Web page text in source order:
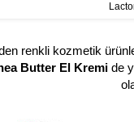
renkli kozmetik
Butter El Kremi de